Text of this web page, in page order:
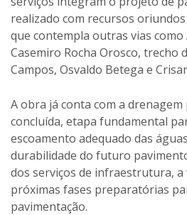
realizado com recursos
que contempla outras vias
Casemiro Rocha Orosco, trecho
Campos, Osvaldo Betega e
A obra já conta com a
concluída, etapa fundamental
escoamento adequado das
durabilidade do futuro
dos serviços de infraestrutura, a
próximas fases preparatórias
pavimentação.